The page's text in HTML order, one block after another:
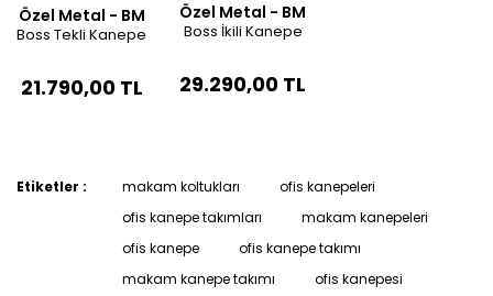
Özel Metal - BM
Boss Tekli Kanepe
21.790,00 TL
Özel Metal - BM
Boss İkili Kanepe
29.290,00 TL
Etiketler : makam koltukları
ofis kanepeleri
ofis kanepe takımları
makam kanepeleri
ofis kanepe
ofis kanepe takımı
makam kanepe takımı
ofis kanepesi